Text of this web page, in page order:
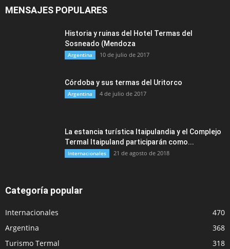
MENSAJES POPULARES
Historia y ruinas del Hotel Termas del
Sosneado (Mendoza
Argentina 10 de julio de 2017
Córdoba y sus termas del Uritorco
Argentina 4 de julio de 2017
La estancia turística Itaipulandia y el Complejo
Termal Itaipuland participarán como...
Internacionales 21 de agosto de 2018
Categoría popular
Internacionales
470
Argentina
368
Turismo Termal
318